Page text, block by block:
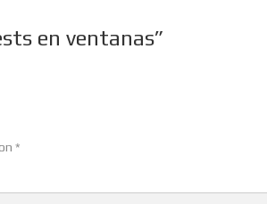
en ventanas”
*